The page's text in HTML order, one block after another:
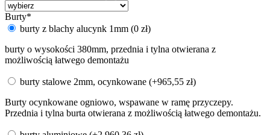
Burty*
burty z blachy alucynk 1mm (0 zł)
burty o wysokości 380mm, przednia i tylna otwierana z
możliwością łatwego demontażu
burty stalowe 2mm, ocynkowane (+965,55 zł)
Burty ocynkowane ogniowo, wspawane w ramę przyczepy.
Przednia i tylna burta otwierana z możliwością łatwego demontażu.